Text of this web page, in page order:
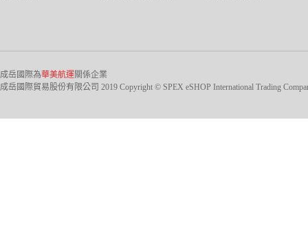
成岳國際為華美航運關係企業
成岳國際貿易股份有限公司 2019 Copyright © SPEX eSHOP International Trading